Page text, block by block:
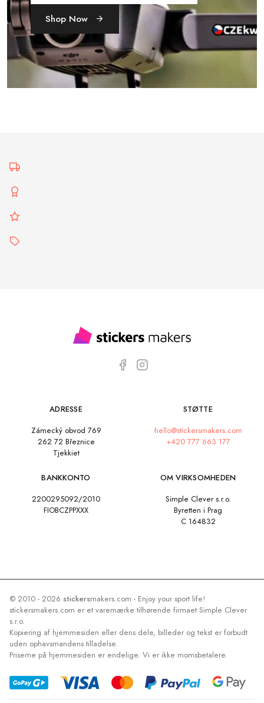
Shop Now
ADRESSE
Zámecký obvod 769
262 72 Březnice
Tjekkiet
STØTTE
hello@stickersmakers.com
+420 777 663 177
BANKKONTO
2200295092/2010
FIOBCZPPXXX
OM VIRKSOMHEDEN
Simple Clever s.r.o.
Byretten i Prag
C 164832
© 2010 - 2026 stickersmakers.com - Enjoy your sport life!
stickersmakers.com er et varemærke tilhørende firmaet Simple Clever
s.r.o.
Kopiering af hjemmesiden eller dens dele, billeder og tekst er forbudt
uden ophavsmandens tilladelse.
Priserne på hjemmesiden er endelige. Vi er ikke momsbetalere.